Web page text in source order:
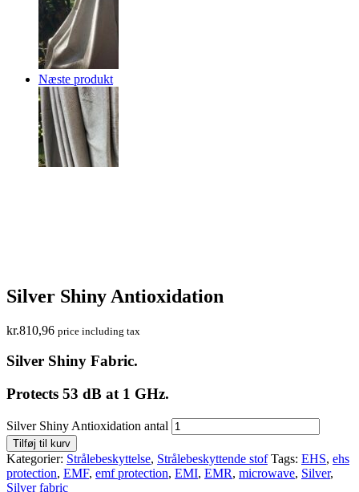
Næste produkt
Silver Shiny Antioxidation
kr.810,96 price including tax
Silver Shiny Fabric.
Protects 53 dB at 1 GHz.
Silver Shiny Antioxidation antal
Tilføj til kurv
Kategorier: Strålebeskyttelse, Strålebeskyttende stof Tags: EHS, ehs
protection, EMF, emf protection, EMI, EMR, microwave, Silver,
Silver fabric